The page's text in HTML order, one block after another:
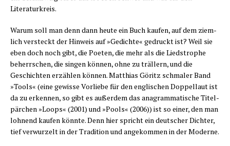
Literaturkreis.
War­um soll man denn dann heu­te ein Buch kau­fen, auf dem ziem­
lich ver­steckt der Hin­weis auf »Gedich­te« gedruckt ist? Weil sie
eben doch noch gibt, die Poe­ten, die mehr als die Lied­stro­phe
beherr­schen, die sin­gen kön­nen, ohne zu träl­lern, und die
Geschich­ten erzäh­len kön­nen. Mat­thi­as Göritz schma­ler Band
»Tools« (eine gewis­se Vor­lie­be für den eng­li­schen Dop­pel­laut ist
da zu erken­nen, so gibt es außer­dem das ana­gram­ma­ti­sche Titel­
pär­chen »Loops« (2001) und »Pools« (2006)) ist so einer, den man
loh­nend kau­fen könn­te. Denn hier spricht ein deut­scher Dich­ter,
tief ver­wur­zelt in der Tra­di­ti­on und ange­kom­men in der Moderne.